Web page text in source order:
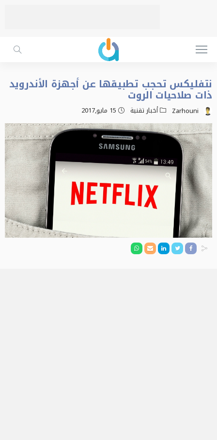
نتفليكس تحجب تطبيقها عن أجهزة الأندرويد
ذات صلاحيات الروت
Zarhouni أخبار تقنية 15 مايو,2017